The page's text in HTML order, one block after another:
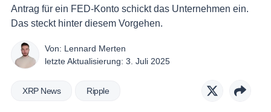
Antrag für ein FED-Konto schickt das Unternehmen ein.
Das steckt hinter diesem Vorgehen.
Von: Lennard Merten
letzte Aktualisierung: 3. Juli 2025
XRP News Ripple